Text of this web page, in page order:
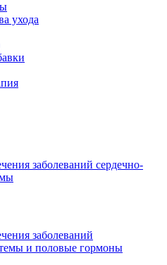
ухода
заболеваний сердечно-
заболеваний
и половые гормоны